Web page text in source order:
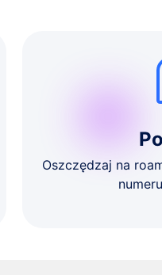
Oszczędzaj na